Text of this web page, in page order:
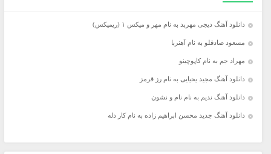
دانلود آهنگ دیجی مهربد به نام مهر و میکس ۱ (ریمیکس)
مسعود صادقلو به نام آهنربا
مهراد جم به نام کاپوچینو
دانلود آهنگ مجید یحیایی به نام رز قرمز
دانلود آهنگ ندیم به نام نام و نشون
دانلود آهنگ جدید محسن ابراهیم زاده به نام کار دله